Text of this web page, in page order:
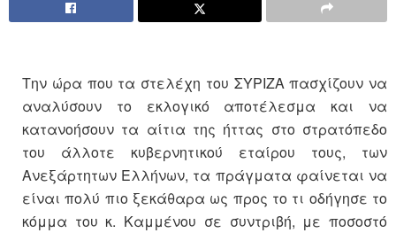
Την ώρα που τα στελέχη του ΣΥΡΙΖΑ πασχίζουν να
αναλύσουν το εκλογικό αποτέλεσμα και να
κατανοήσουν τα αίτια της ήττας στο στρατόπεδο
του άλλοτε κυβερνητικού εταίρου τους, των
Ανεξάρτητων Ελλήνων, τα πράγματα φαίνεται να
είναι πολύ πιο ξεκάθαρα ως προς το τι οδήγησε το
κόμμα του κ. Καμμένου σε συντριβή, με ποσοστό